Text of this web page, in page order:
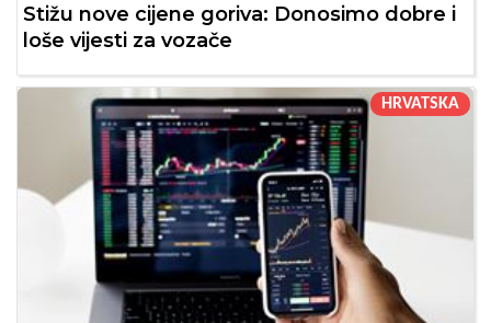
Stižu nove cijene goriva: Donosimo dobre i
loše vijesti za vozače
HRVATSKA